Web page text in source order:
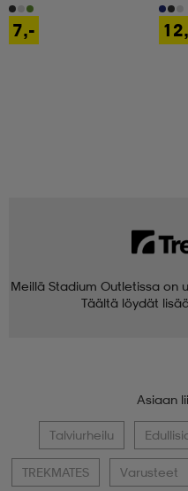
7,-
Meillä Stadium Outletissa on
Täältä löydät
Asiaan
Talviurheilu
TREKMATES Varusteet